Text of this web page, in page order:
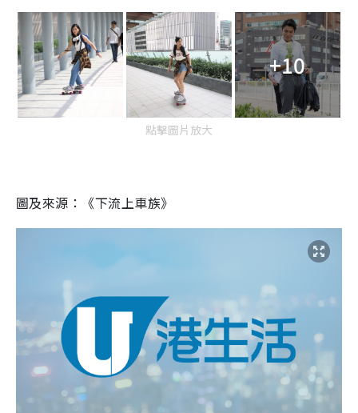
+10
點擊圖片放大
圖及來源：《下流上車族》